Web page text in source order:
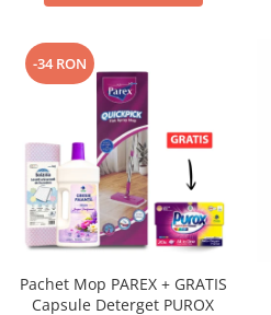
-34 RON
Pachet Mop PAREX + GRATIS
Capsule Deterget PUROX